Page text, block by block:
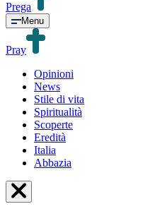
Prega
Menu
Pray
Opinioni
News
Stile di vita
Spiritualità
Scoperte
Eredità
Italia
Abbazia